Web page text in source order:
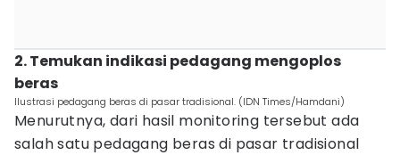
2. Temukan indikasi pedagang mengoplos
beras
Ilustrasi pedagang beras di pasar tradisional. (IDN Times/Hamdani)
‎Menurutnya, dari hasil monitoring tersebut ada
salah satu pedagang beras di pasar tradisional